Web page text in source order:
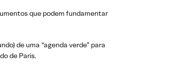
que podem fundamentar
de uma “agenda verde” para
de Paris.